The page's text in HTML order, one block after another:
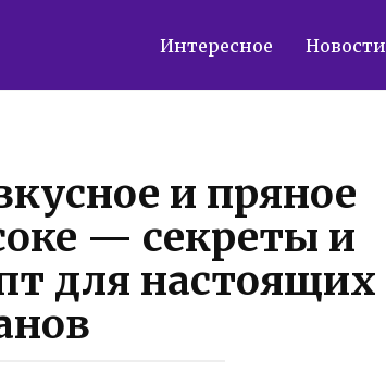
Интересное Новости
и пряное
— секреты и
для настоящих